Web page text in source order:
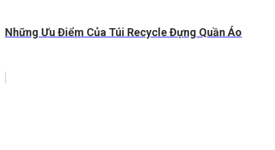
Những Ưu Điểm Của Túi Recycle Đựng Quần Áo